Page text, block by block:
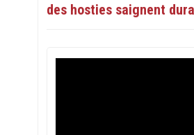
des hosties saignent